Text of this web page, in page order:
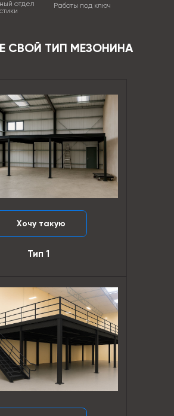
отдел
Работы под ключ
СВОЙ ТИП МЕЗОНИНА
Хочу такую
Тип 1